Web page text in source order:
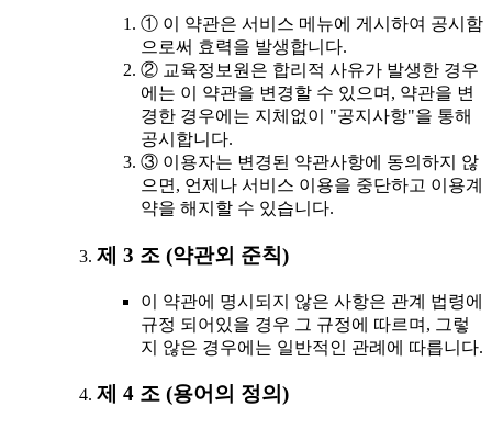
① 이 약관은 서비스 메뉴에 게시하여 공시함
으로써 효력을 발생합니다.
② 교육정보원은 합리적 사유가 발생한 경우
에는 이 약관을 변경할 수 있으며, 약관을 변
경한 경우에는 지체없이 "공지사항"을 통해
공시합니다.
③ 이용자는 변경된 약관사항에 동의하지 않
으면, 언제나 서비스 이용을 중단하고 이용계
약을 해지할 수 있습니다.
제 3 조 (약관외 준칙)
이 약관에 명시되지 않은 사항은 관계 법령에
규정 되어있을 경우 그 규정에 따르며, 그렇
지 않은 경우에는 일반적인 관례에 따릅니다.
제 4 조 (용어의 정의)